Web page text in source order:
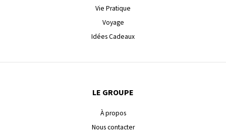
Vie Pratique
Voyage
Idées Cadeaux
LE GROUPE
À propos
Nous contacter